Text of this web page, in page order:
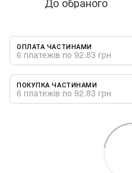
ОПЛАТА ЧАСТИНАМИ
6 платежів по 92.83 грн
ПОКУПКА ЧАСТИНАМИ
6 платежів по 92.83 грн